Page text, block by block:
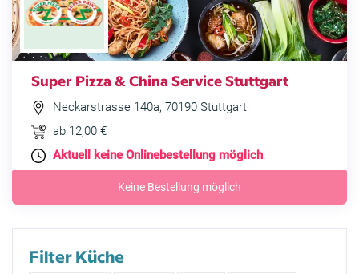
Super Pizza & China Service Stuttgart
Neckarstrasse 140a, 70190 Stuttgart
ab 12,00 €
Aktuell keine Onlinebestellung möglich.
Keine Bestellung möglich
Filter Küche